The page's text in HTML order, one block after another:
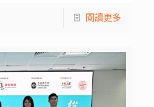
閱讀更多